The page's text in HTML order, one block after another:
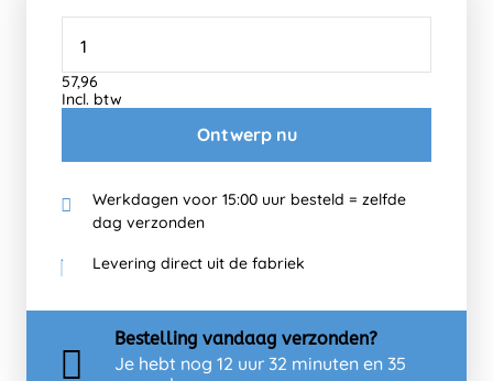
Ontwerp nu
57,96
Incl. btw
Werkdagen voor 15:00 uur besteld = zelfde
dag verzonden
Levering direct uit de fabriek
Bestelling vandaag verzonden?
Je hebt nog 12 uur 32 minuten en 35